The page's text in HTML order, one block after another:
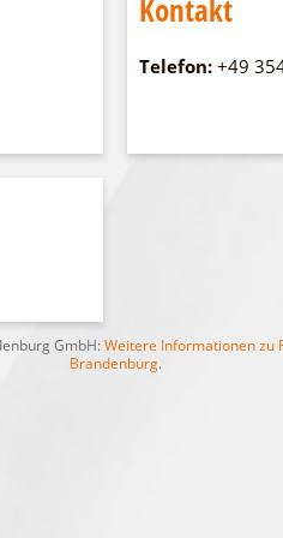
WFG
Kontakt
Telefon: +49
GmbH: Weitere Informationen zu
Brandenburg.